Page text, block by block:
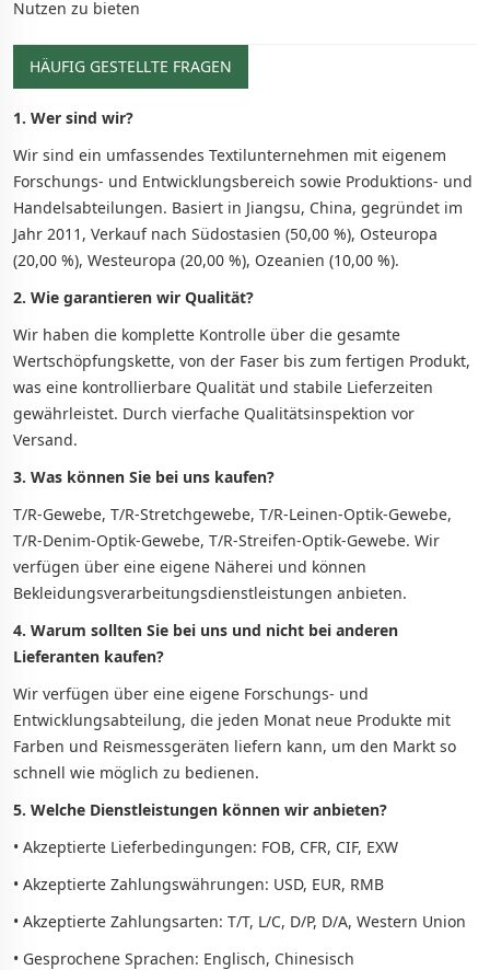
Nutzen zu bieten
HÄUFIG GESTELLTE FRAGEN
1. Wer sind wir?
Wir sind ein umfassendes Textilunternehmen mit eigenem
Forschungs- und Entwicklungsbereich sowie Produktions- und
Handelsabteilungen. Basiert in Jiangsu, China, gegründet im
Jahr 2011, Verkauf nach Südostasien (50,00 %), Osteuropa
(20,00 %), Westeuropa (20,00 %), Ozeanien (10,00 %).
2. Wie garantieren wir Qualität?
Wir haben die komplette Kontrolle über die gesamte
Wertschöpfungskette, von der Faser bis zum fertigen Produkt,
was eine kontrollierbare Qualität und stabile Lieferzeiten
gewährleistet. Durch vierfache Qualitätsinspektion vor
Versand.
3. Was können Sie bei uns kaufen?
T/R-Gewebe, T/R-Stretchgewebe, T/R-Leinen-Optik-Gewebe,
T/R-Denim-Optik-Gewebe, T/R-Streifen-Optik-Gewebe. Wir
verfügen über eine eigene Näherei und können
Bekleidungsverarbeitungsdienstleistungen anbieten.
4. Warum sollten Sie bei uns und nicht bei anderen
Lieferanten kaufen?
Wir verfügen über eine eigene Forschungs- und
Entwicklungsabteilung, die jeden Monat neue Produkte mit
Farben und Reismessgeräten liefern kann, um den Markt so
schnell wie möglich zu bedienen.
5. Welche Dienstleistungen können wir anbieten?
• Akzeptierte Lieferbedingungen: FOB, CFR, CIF, EXW
• Akzeptierte Zahlungswährungen: USD, EUR, RMB
• Akzeptierte Zahlungsarten: T/T, L/C, D/P, D/A, Western Union
• Gesprochene Sprachen: Englisch, Chinesisch